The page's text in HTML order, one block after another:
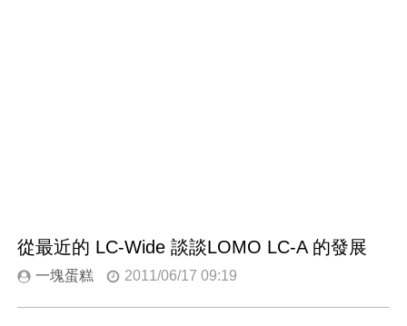
從最近的 LC-Wide 談談LOMO LC-A 的發展
一塊蛋糕 2011/06/17 09:19